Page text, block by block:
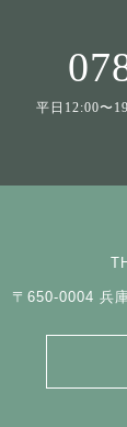
平日12:00〜
〒650-0004 兵